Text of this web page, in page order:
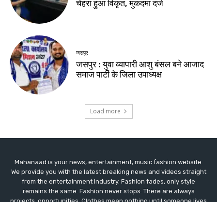
Mahanaad is your news, entertainment, music fashion website.
We provide you with the latest breaking news and videos straight
from the entertainment industry. Fashion fades, only style
remains the same. Fashion never stops. There are always